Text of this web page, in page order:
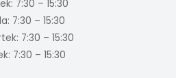
7:30 – 15:30
7:30 – 15:30
7:30 – 15:30
7:30 – 15:30